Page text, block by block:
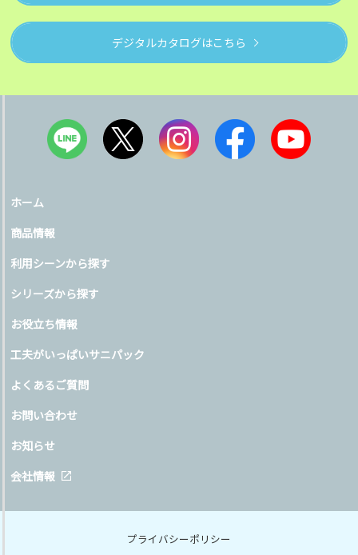
デジタルカタログはこちら
ホーム
商品情報
利用シーンから探す
シリーズから探す
お役立ち情報
工夫がいっぱいサニパック
よくあるご質問
お問い合わせ
お知らせ
会社情報
プライバシーポリシー